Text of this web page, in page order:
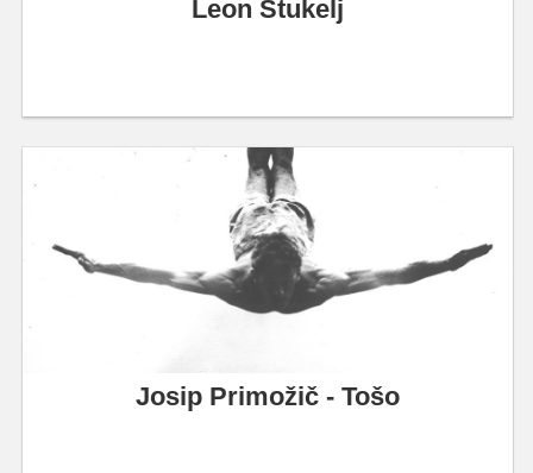
Leon Štukelj
Josip Primožič - Tošo